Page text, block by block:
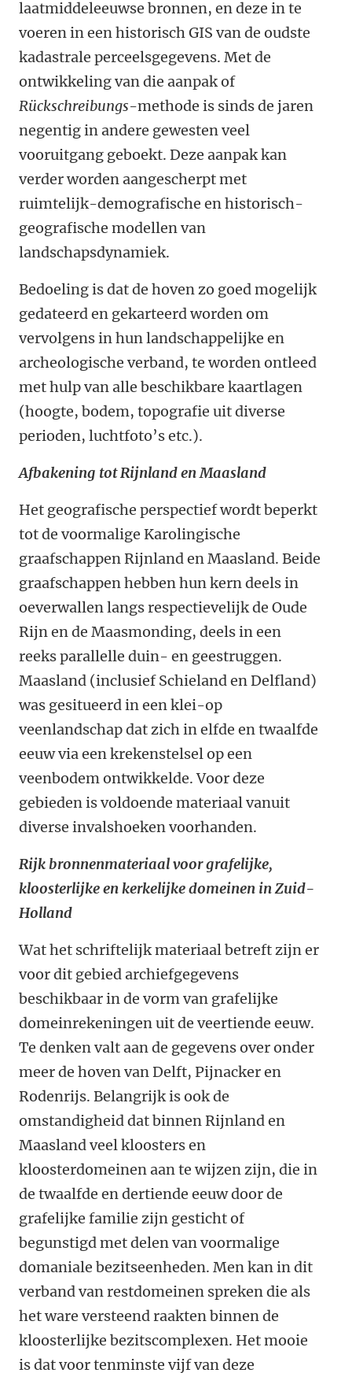
laatmiddeleeuwse bronnen, en deze in te
voeren in een historisch GIS van de oudste
kadastrale perceelsgegevens. Met de
ontwikkeling van die aanpak of
Rückschreibungs-methode is sinds de jaren
negentig in andere gewesten veel
vooruitgang geboekt. Deze aanpak kan
verder worden aangescherpt met
ruimtelijk-demografische en historisch-
geografische modellen van
landschapsdynamiek.
Bedoeling is dat de hoven zo goed mogelijk
gedateerd en gekarteerd worden om
vervolgens in hun landschappelijke en
archeologische verband, te worden ontleed
met hulp van alle beschikbare kaartlagen
(hoogte, bodem, topografie uit diverse
perioden, luchtfoto’s etc.).
Afbakening tot Rijnland en Maasland
Het geografische perspectief wordt beperkt
tot de voormalige Karolingische
graafschappen Rijnland en Maasland. Beide
graafschappen hebben hun kern deels in
oeverwallen langs respectievelijk de Oude
Rijn en de Maasmonding, deels in een
reeks parallelle duin- en geestruggen.
Maasland (inclusief Schieland en Delfland)
was gesitueerd in een klei-op
veenlandschap dat zich in elfde en twaalfde
eeuw via een krekenstelsel op een
veenbodem ontwikkelde. Voor deze
gebieden is voldoende materiaal vanuit
diverse invalshoeken voorhanden.
Rijk bronnenmateriaal voor grafelijke,
kloosterlijke en kerkelijke domeinen in Zuid-
Holland
Wat het schriftelijk materiaal betreft zijn er
voor dit gebied archiefgegevens
beschikbaar in de vorm van grafelijke
domeinrekeningen uit de veertiende eeuw.
Te denken valt aan de gegevens over onder
meer de hoven van Delft, Pijnacker en
Rodenrijs. Belangrijk is ook de
omstandigheid dat binnen Rijnland en
Maasland veel kloosters en
kloosterdomeinen aan te wijzen zijn, die in
de twaalfde en dertiende eeuw door de
grafelijke familie zijn gesticht of
begunstigd met delen van voormalige
domaniale bezitseenheden. Men kan in dit
verband van restdomeinen spreken die als
het ware versteend raakten binnen de
kloosterlijke bezitscomplexen. Het mooie
is dat voor tenminste vijf van deze